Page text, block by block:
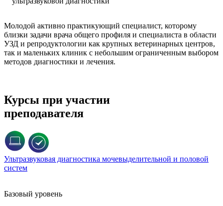
Молодой активно практикующий специалист, которому
близки задачи врача общего профиля и специалиста в области
УЗД и репродуктологии как крупных ветеринарных центров,
так и маленьких клиник с небольшим ограниченным выбором
методов диагностики и лечения.
Курсы при участии
преподавателя
Ультразвуковая диагностика мочевыделительной и половой
систем
Базовый уровень